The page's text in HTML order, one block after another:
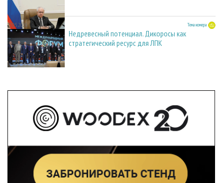
27.05.2026 Тема номера
Недревесный потенциал. Дикоросы как
стратегический ресурс для ЛПК